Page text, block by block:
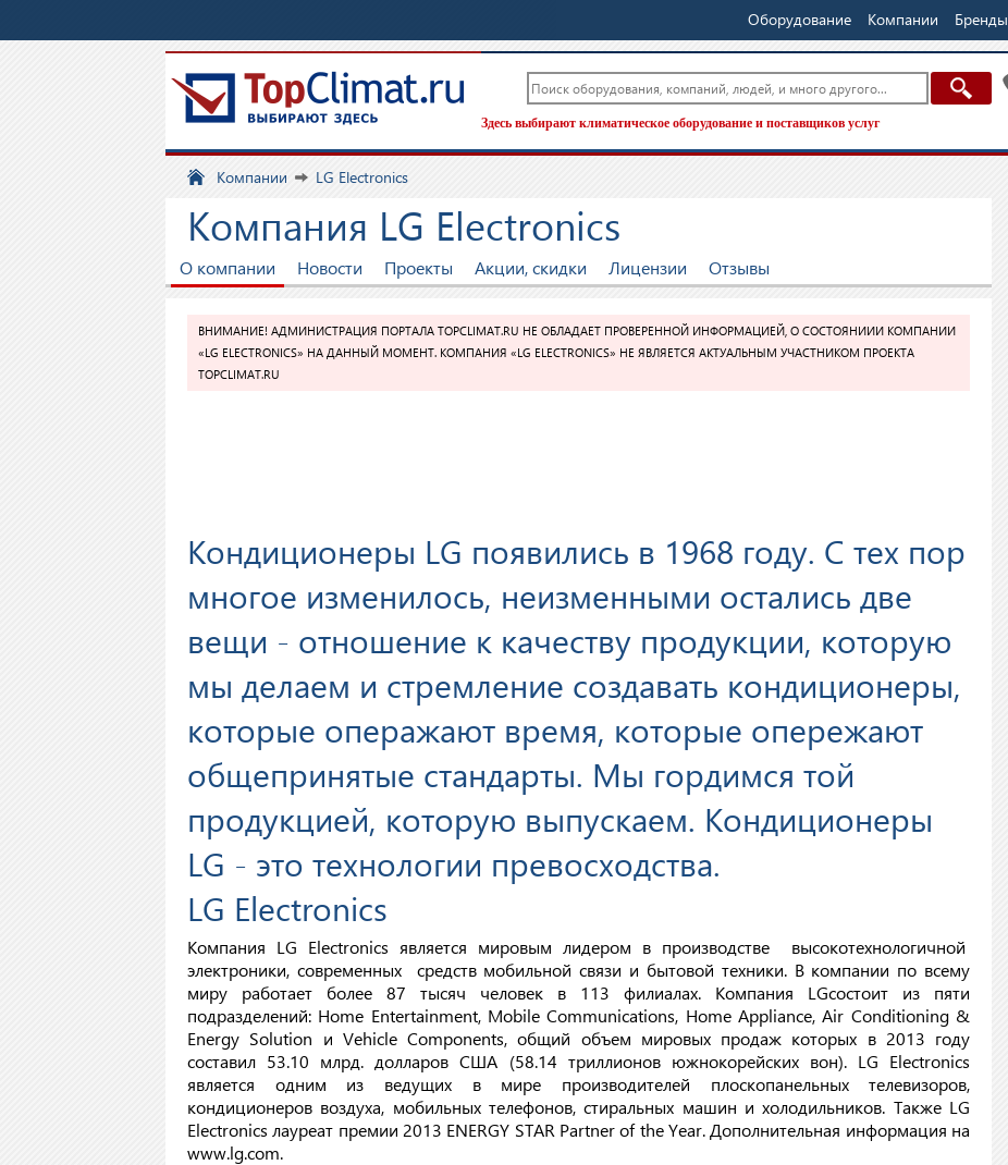
Оборудование Компании Бренды
Здесь выбирают климатическое оборудование и поставщиков услуг
Компании LG Electronics
Компания LG Electronics
О компании Новости Проекты Акции, скидки Лицензии Отзывы
ВНИМАНИЕ! АДМИНИСТРАЦИЯ ПОРТАЛА TOPCLIMAT.RU НЕ ОБЛАДАЕТ ПРОВЕРЕННОЙ ИНФОРМАЦИЕЙ, О СОСТОЯНИИИ КОМПАНИИ
«LG ELECTRONICS» НА ДАННЫЙ МОМЕНТ. КОМПАНИЯ «LG ELECTRONICS» НЕ ЯВЛЯЕТСЯ АКТУАЛЬНЫМ УЧАСТНИКОМ ПРОЕКТА
TOPCLIMAT.RU
Кондиционеры LG появились в 1968 году. С тех пор
многое изменилось, неизменными остались две
вещи - отношение к качеству продукции, которую
мы делаем и стремление создавать кондиционеры,
которые операжают время, которые опережают
общепринятые стандарты. Мы гордимся той
продукцией, которую выпускаем. Кондиционеры
LG - это технологии превосходства.
LG Electronics
Компания LG Electronics является мировым лидером в производстве высокотехнологичной
электроники, современных средств мобильной связи и бытовой техники. В компании по всему
миру работает более 87 тысяч человек в 113 филиалах. Компания LGсостоит из пяти
подразделений: Home Entertainment, Mobile Communications, Home Appliance, Air Conditioning &
Energy Solution и Vehicle Components, общий объем мировых продаж которых в 2013 году
составил 53.10 млрд. долларов США (58.14 триллионов южнокорейских вон). LG Electronics
является одним из ведущих в мире производителей плоскопанельных телевизоров,
кондиционеров воздуха, мобильных телефонов, стиральных машин и холодильников. Также LG
Electronics лауреат премии 2013 ENERGY STAR Partner of the Year. Дополнительная информация на
www.lg.com.